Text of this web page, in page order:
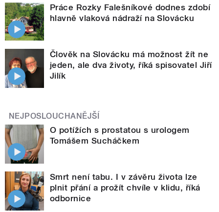
Práce Rozky Falešníkové dodnes zdobí
hlavně vlaková nádraží na Slovácku
Člověk na Slovácku má možnost žít ne
jeden, ale dva životy, říká spisovatel Jiří
Jilík
NEJPOSLOUCHANĚJŠÍ
O potížích s prostatou s urologem
Tomášem Sucháčkem
Smrt není tabu. I v závěru života lze
plnit přání a prožít chvíle v klidu, říká
odbornice